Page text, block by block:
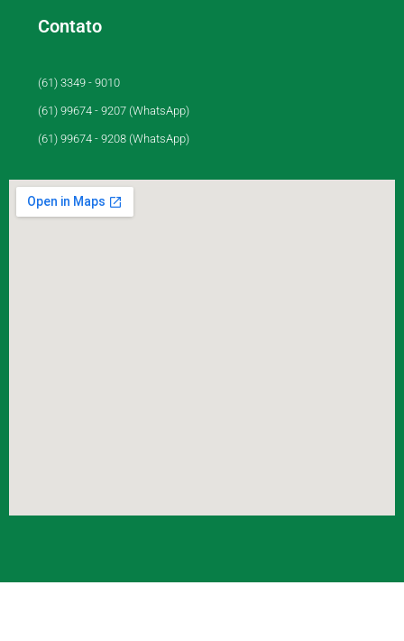
Contato
(61) 3349 - 9010
(61) 99674 - 9207 (WhatsApp)
(61) 99674 - 9208 (WhatsApp)